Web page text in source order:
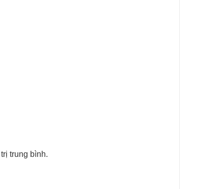
trung bình.